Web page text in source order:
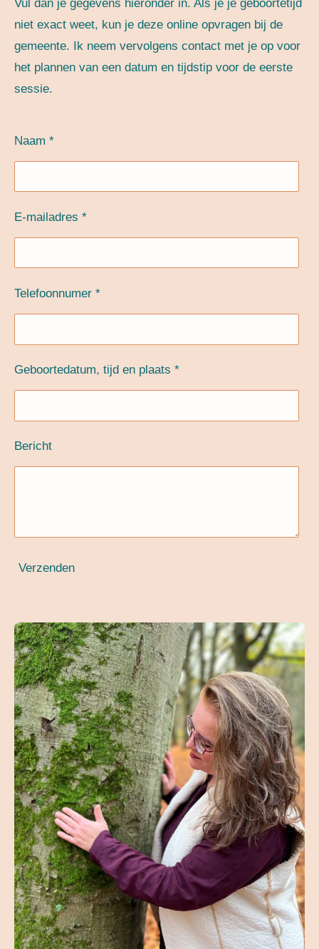
Vul dan je gegevens hieronder in. Als je je geboortetijd
niet exact weet, kun je deze online opvragen bij de
gemeente. Ik neem vervolgens contact met je op voor
het plannen van een datum en tijdstip voor de eerste
sessie.
Naam *
E-mailadres *
Telefoonnumer *
Geboortedatum, tijd en plaats *
Bericht
Verzenden